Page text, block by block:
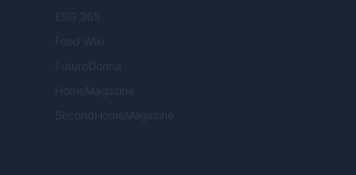
ESG 365
Food Wiki
FuturoDonna
HomeMagazine
SecondHomeMagazine